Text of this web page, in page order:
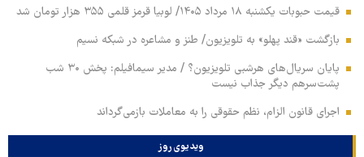
قیمت حبوبات یکشنبه ۱۸ مرداد ۱۴۰۵/ لوبیا قرمز قلمی ۳۵۵ هزار تومان شد
بازگشت «قند پهلو» به تلویزیون/ طنز و مشاعره در شبکه نسیم
پایان سریال‌های هرشبی تلویزیون؟ / مدیر سیمافیلم: پخش ۳۰ شب
پشت‌سرهم دیگر جذاب نیست
اجرای قانون الزام، نظم حقوقی را به معاملات بازمی‌گرداند
ویدیوی روز